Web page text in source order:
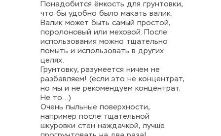
Понадобится ёмкость для грунтовки,
что бы удобно было макать валик.
Валик может быть самый простой,
поролоновый или меховой. После
использования можно тщательно
помыть и использовать в других
целях.
Грунтовку, разумеется ничем не
разбавляем! (если это не концентрат,
но мы и не рекомендуем концентрат.
Не то...)
Очень пыльные поверхности,
например после тщательной
шкуровки стен наждачкой, лучше